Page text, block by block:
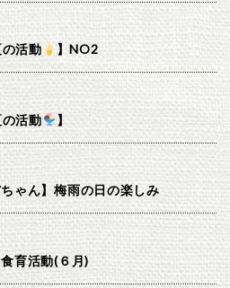
活動 】NO2
活動 】
ゃん】梅雨の日の楽しみ
育活動(６月)